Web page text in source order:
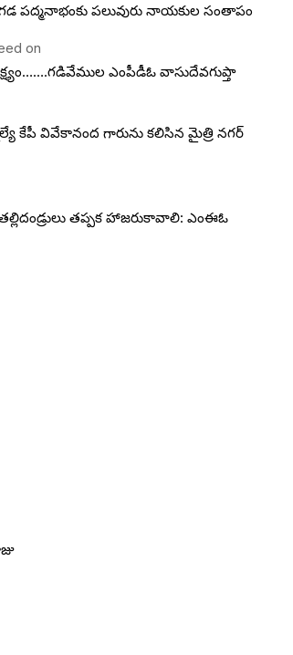
పద్మనాభంకు పలువురు నాయకుల సంతాపం
on
ఎంపీడీఓ వాసుదేవగుప్తా
కేపీ వివేకానంద గారును కలిసిన మైత్రి నగర్
తప్పక హాజరుకావాలి: ఎంఈఓ